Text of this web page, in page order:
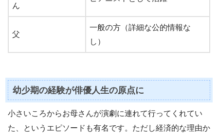
ん
父
一般の方（詳細な公的情報な
し）
幼少期の経験が俳優人生の原点に
小さいころからお母さんが演劇に連れて行ってくれてい
た、というエピソードも有名です。ただし経済的な理由か